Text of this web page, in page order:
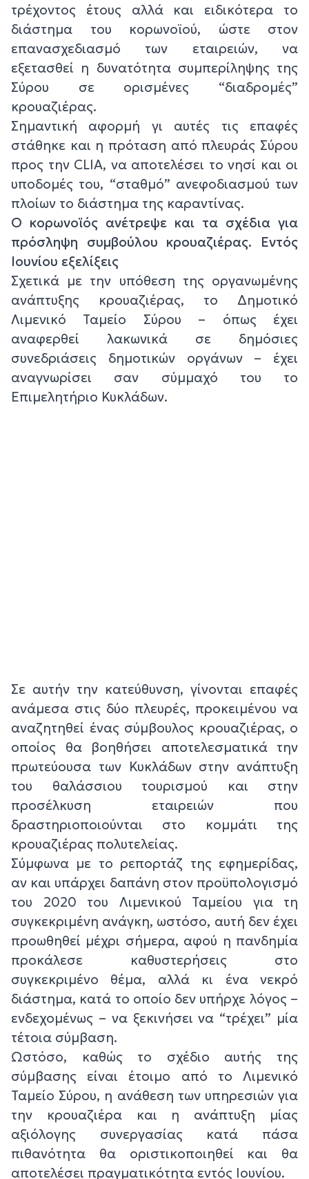
τρέχοντος έτους αλλά και ειδικότερα το
διάστημα του κορωνοϊού, ώστε στον
επανασχεδιασμό των εταιρειών, να
εξετασθεί η δυνατότητα συμπερίληψης της
Σύρου σε ορισμένες “διαδρομές”
κρουαζιέρας.
Σημαντική αφορμή γι αυτές τις επαφές
στάθηκε και η πρόταση από πλευράς Σύρου
προς την CLIA, να αποτελέσει το νησί και οι
υποδομές του, “σταθμό” ανεφοδιασμού των
πλοίων το διάστημα της καραντίνας.
Ο κορωνοϊός ανέτρεψε και τα σχέδια για
πρόσληψη συμβούλου κρουαζιέρας. Εντός
Ιουνίου εξελίξεις
Σχετικά με την υπόθεση της οργανωμένης
ανάπτυξης κρουαζιέρας, το Δημοτικό
Λιμενικό Ταμείο Σύρου – όπως έχει
αναφερθεί λακωνικά σε δημόσιες
συνεδριάσεις δημοτικών οργάνων – έχει
αναγνωρίσει σαν σύμμαχό του το
Επιμελητήριο Κυκλάδων.
Σε αυτήν την κατεύθυνση, γίνονται επαφές
ανάμεσα στις δύο πλευρές, προκειμένου να
αναζητηθεί ένας σύμβουλος κρουαζιέρας, ο
οποίος θα βοηθήσει αποτελεσματικά την
πρωτεύουσα των Κυκλάδων στην ανάπτυξη
του θαλάσσιου τουρισμού και στην
προσέλκυση εταιρειών που
δραστηριοποιούνται στο κομμάτι της
κρουαζιέρας πολυτελείας.
Σύμφωνα με το ρεπορτάζ της εφημερίδας,
αν και υπάρχει δαπάνη στον προϋπολογισμό
του 2020 του Λιμενικού Ταμείου για τη
συγκεκριμένη ανάγκη, ωστόσο, αυτή δεν έχει
προωθηθεί μέχρι σήμερα, αφού η πανδημία
προκάλεσε καθυστερήσεις στο
συγκεκριμένο θέμα, αλλά κι ένα νεκρό
διάστημα, κατά το οποίο δεν υπήρχε λόγος –
ενδεχομένως – να ξεκινήσει να “τρέχει” μία
τέτοια σύμβαση.
Ωστόσο, καθώς το σχέδιο αυτής της
σύμβασης είναι έτοιμο από το Λιμενικό
Ταμείο Σύρου, η ανάθεση των υπηρεσιών για
την κρουαζιέρα και η ανάπτυξη μίας
αξιόλογης συνεργασίας κατά πάσα
πιθανότητα θα οριστικοποιηθεί και θα
αποτελέσει πραγματικότητα εντός Ιουνίου.